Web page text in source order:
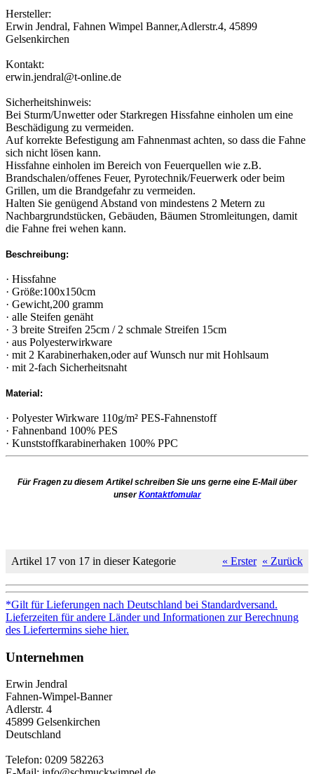
Hersteller:
Erwin Jendral, Fahnen Wimpel Banner,Adlerstr.4, 45899
Gelsenkirchen
Kontakt:
erwin.jendral@t-online.de
Sicherheitshinweis:
Bei Sturm/Unwetter oder Starkregen Hissfahne einholen um eine
Beschädigung zu vermeiden.
Auf korrekte Befestigung am Fahnenmast achten, so dass die Fahne
sich nicht lösen kann.
Hissfahne einholen im Bereich von Feuerquellen wie z.B.
Brandschalen/offenes Feuer, Pyrotechnik/Feuerwerk oder beim
Grillen, um die Brandgefahr zu vermeiden.
Halten Sie genügend Abstand von mindestens 2 Metern zu
Nachbargrundstücken, Gebäuden, Bäumen Stromleitungen, damit
die Fahne frei wehen kann.
Beschreibung:
· Hissfahne
· Größe:100x150cm
· Gewicht,200 gramm
· alle Steifen genäht
· 3 breite Streifen 25cm / 2 schmale Streifen 15cm
· aus Polyesterwirkware
· mit 2 Karabinerhaken,oder auf Wunsch nur mit Hohlsaum
· mit 2-fach Sicherheitsnaht
Material:
· Polyester Wirkware 110g/m² PES-Fahnenstoff
· Fahnenband 100% PES
· Kunststoffkarabinerhaken 100% PPC
Für Fragen zu diesem Artikel schreiben Sie uns gerne eine E-Mail über
unserKontaktfomular
Artikel 17 von 17 in dieser Kategorie « Erster « Zurück
*Gilt für Lieferungen nach Deutschland bei Standardversand.
Lieferzeiten für andere Länder und Informationen zur Berechnung
des Liefertermins siehe hier.
Unternehmen
Erwin Jendral
Fahnen-Wimpel-Banner
Adlerstr. 4
45899 Gelsenkirchen
Deutschland
Telefon: 0209 582263